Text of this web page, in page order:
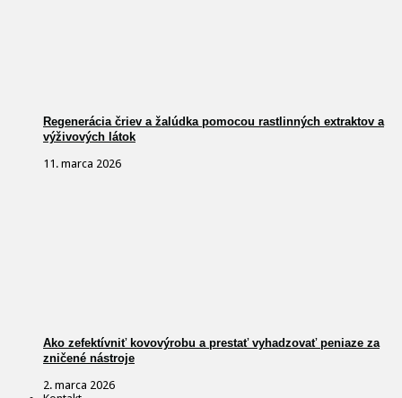
Regenerácia čriev a žalúdka pomocou rastlinných extraktov a
výživových látok
11. marca 2026
Ako zefektívniť kovovýrobu a prestať vyhadzovať peniaze za
zničené nástroje
2. marca 2026